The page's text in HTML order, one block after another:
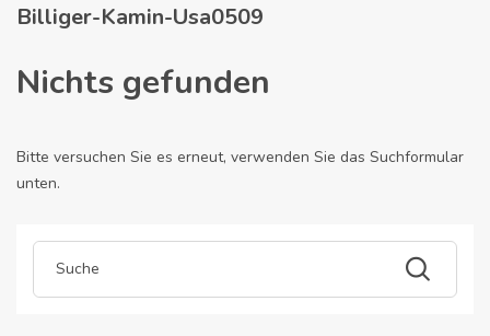
öffnen (Deutsch)
Billiger-Kamin-Usa0509
Nichts gefunden
Bitte versuchen Sie es erneut, verwenden Sie das Suchformular
unten.